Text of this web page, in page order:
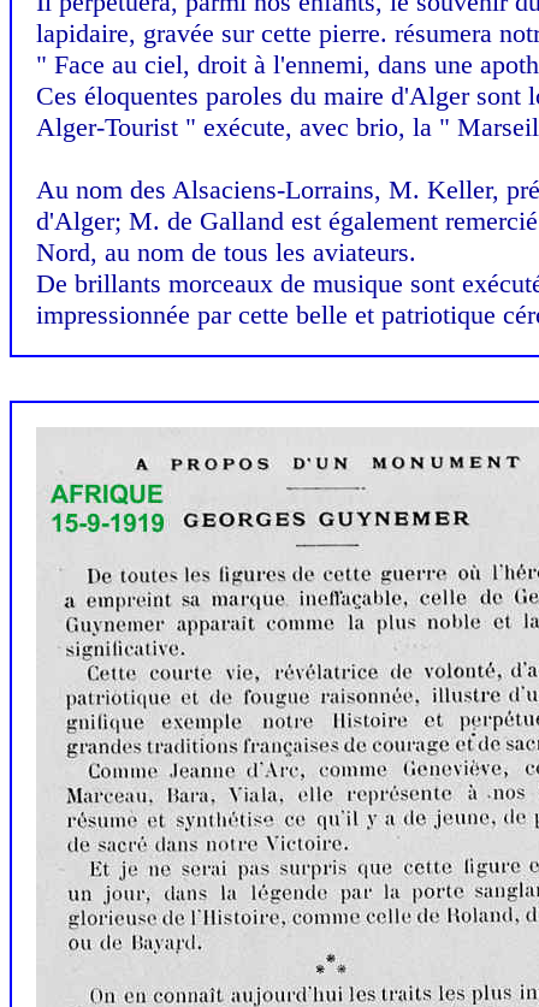
lapidaire, gravée sur cette pierre. résumera
" Face au ciel, droit à l'ennemi, dans une
Ces éloquentes paroles du maire d'Alger
Alger-Tourist " exécute, avec brio, la "
Au nom des Alsaciens-Lorrains, M. Keller,
d'Alger; M. de Galland est également
Nord, au nom de tous les aviateurs.
De brillants morceaux de musique sont
impressionnée par cette belle et patriotique